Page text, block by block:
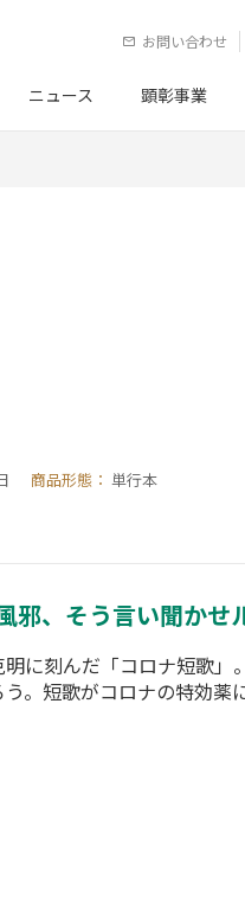
mail_outline お問い合わせ
ニュース 顕彰事業
商品形態： 単行本
邪、そう言い聞かせ
に刻んだ「コロナ短歌
。短歌がコロナの特効薬